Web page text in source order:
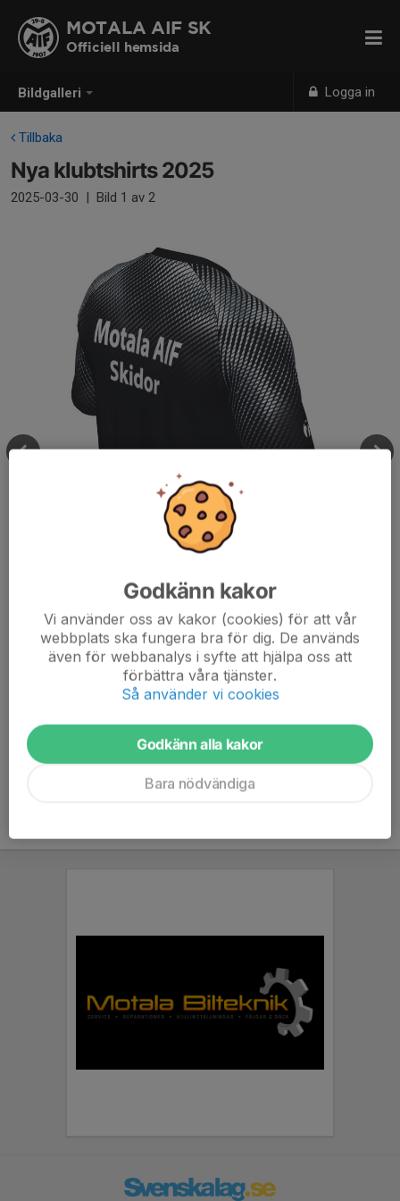
Bildgalleri Logga in
MOTALA AIF SK
Officiell hemsida
Tillbaka
Nya klubtshirts 2025
2025-03-30 | Bild 1 av 2
Godkänn kakor
Vi använder oss av kakor (cookies) för att vår
webbplats ska fungera bra för dig. De används
även för webbanalys i syfte att hjälpa oss att
förbättra våra tjänster.
Så använder vi cookies
Godkänn alla kakor
Bara nödvändiga